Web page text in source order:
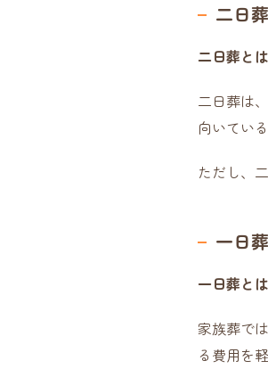
二日葬
二日葬と
二日葬は
向いてい
ただし、
一日葬
一日葬と
家族葬で
る費用を